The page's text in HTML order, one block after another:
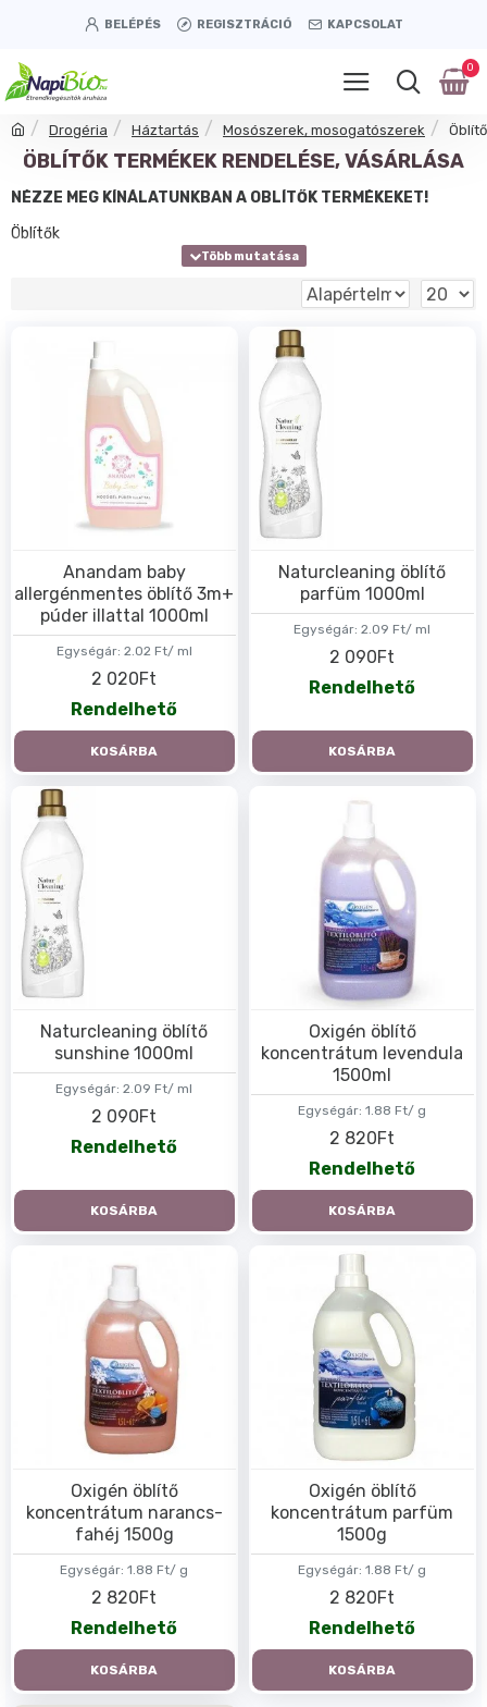
BELÉPÉS REGISZTRÁCIÓ KAPCSOLAT
0
Drogéria Háztartás Mosószerek, mosogatószerek
ÖBLÍTŐK TERMÉKEK RENDELÉSE, VÁSÁRLÁSA
NÉZZE MEG KÍNÁLATUNKBAN A ÖBLÍTŐK TERMÉKEKET!
Öblítők
Egységár: 2.02 Ft/ ml
Anandam baby
allergénmentes öblítő 3m+
púder illattal 1000ml
2 020Ft
Rendelhető
KOSÁRBA
Egységár: 2.09 Ft/ ml
Naturcleaning öblítő
parfüm 1000ml
2 090Ft
Rendelhető
KOSÁRBA
Egységár: 2.09 Ft/ ml
Naturcleaning öblítő
sunshine 1000ml
2 090Ft
Rendelhető
KOSÁRBA
Egységár: 1.88 Ft/ g
Oxigén öblítő
koncentrátum levendula
1500ml
2 820Ft
Rendelhető
KOSÁRBA
Egységár: 1.88 Ft/ g
Oxigén öblítő
koncentrátum narancs-
fahéj 1500g
2 820Ft
Rendelhető
KOSÁRBA
Egységár: 1.88 Ft/ g
Oxigén öblítő
koncentrátum parfüm
1500g
2 820Ft
Rendelhető
KOSÁRBA